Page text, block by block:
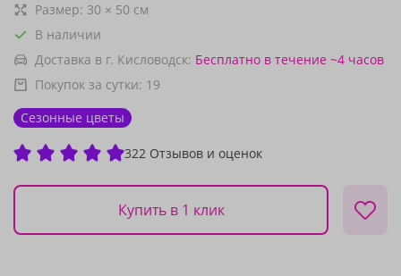
Размер: 30 × 50 см
В наличии
Доставка в г. Кисловодск: Бесплатно в течение ~4 часов
Покупок за сутки: 19
Сезонные цветы
322 Отзывов и оценок
Купить в 1 клик